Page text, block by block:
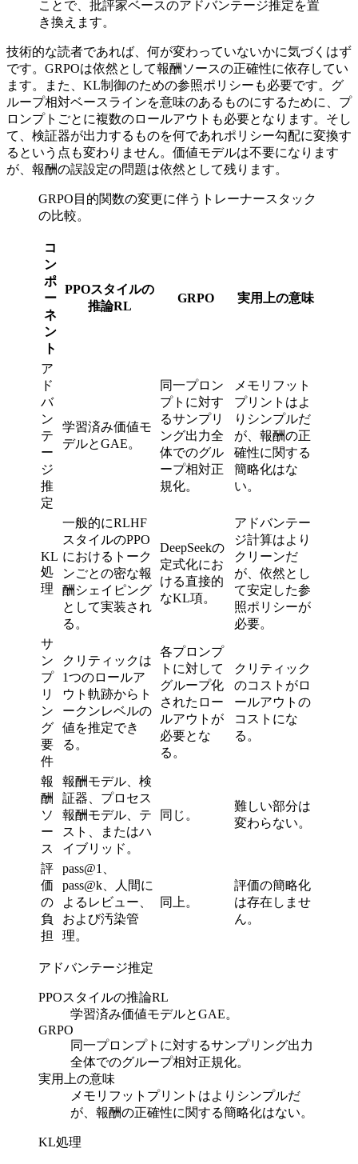
ことで、批評家ベースのアドバンテージ推定を置
き換えます。
技術的な読者であれば、何が変わっていないかに気づくはず
です。GRPOは依然として報酬ソースの正確性に依存してい
ます。また、KL制御のための参照ポリシーも必要です。グ
ループ相対ベースラインを意味のあるものにするために、プ
ロンプトごとに複数のロールアウトも必要となります。そし
て、検証器が出力するものを何であれポリシー勾配に変換す
るという点も変わりません。価値モデルは不要になります
が、報酬の誤設定の問題は依然として残ります。
GRPO目的関数の変更に伴うトレーナースタック
の比較。
コ
ン
ポ
ー
ネ
ン
ト
PPOスタイルの
推論RL
GRPO 実用上の意味
ア
ド
バ
ン
テ
ー
ジ
推
定
学習済み価値モ
デルとGAE。
同一プロン
プトに対す
るサンプリ
ング出力全
体でのグル
ープ相対正
規化。
メモリフット
プリントはよ
りシンプルだ
が、報酬の正
確性に関する
簡略化はな
い。
KL
処
理
一般的にRLHF
スタイルのPPO
におけるトーク
ンごとの密な報
酬シェイピング
として実装され
る。
DeepSeekの
定式化にお
ける直接的
なKL項。
アドバンテー
ジ計算はより
クリーンだ
が、依然とし
て安定した参
照ポリシーが
必要。
サ
ン
プ
リ
ン
グ
要
件
クリティックは
1つのロールア
ウト軌跡からト
ークンレベルの
値を推定でき
る。
各プロンプ
トに対して
グループ化
されたロー
ルアウトが
必要とな
る。
クリティック
のコストがロ
ールアウトの
コストにな
る。
報
酬
ソ
ー
ス
報酬モデル、検
証器、プロセス
報酬モデル、テ
スト、またはハ
イブリッド。
同じ。
難しい部分は
変わらない。
評
価
の
負
担
pass@1、
pass@k、人間に
よるレビュー、
および汚染管
理。
同上。
評価の簡略化
は存在しませ
ん。
アドバンテージ推定
PPOスタイルの推論RL
学習済み価値モデルとGAE。
GRPO
同一プロンプトに対するサンプリング出力
全体でのグループ相対正規化。
実用上の意味
メモリフットプリントはよりシンプルだ
が、報酬の正確性に関する簡略化はない。
KL処理